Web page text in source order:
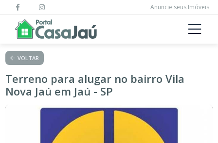
Anuncie seus Imóveis
VOLTAR
Terreno para alugar no bairro Vila
Nova Jaú em Jaú - SP